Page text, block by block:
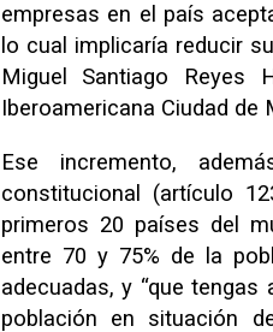
empresas en el país
lo cual implicaría reducir
Miguel Santiago Reyes
Iberoamericana Ciudad de
Ese incremento,
constitucional (artículo
primeros 20 países del
entre 70 y 75% de la
adecuadas, y “que
población en situación